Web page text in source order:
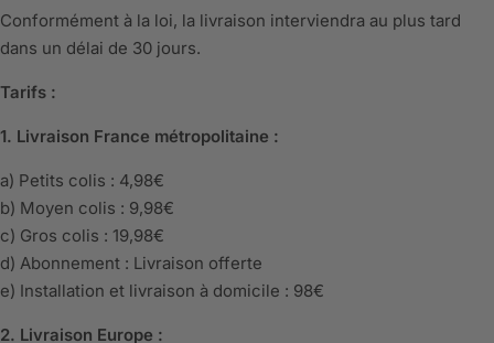
Conformément à la loi, la livraison interviendra au plus tard
dans un délai de 30 jours.
Tarifs :
1. Livraison France métropolitaine :
a) Petits colis : 4,98€
b) Moyen colis : 9,98€
c) Gros colis : 19,98€
d) Abonnement : Livraison offerte
e) Installation et livraison à domicile : 98€
2. Livraison Europe :